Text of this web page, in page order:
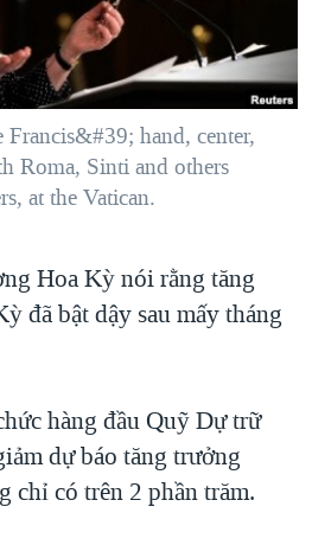
TẠI DẢI GAZA
ĐƯỜNG
Ở VIỆT NAM
PHỦ VIỆT NAM
SÓNG TRỘM HẢI SÂM
hand, center,
Roma, Sinti and others
at the Vatican.
Hoa Kỳ nói rằng tăng
đã bật dậy sau mấy tháng
hàng đầu Quỹ Dự trữ
dự báo tăng trưởng
chỉ có trên 2 phần trăm.